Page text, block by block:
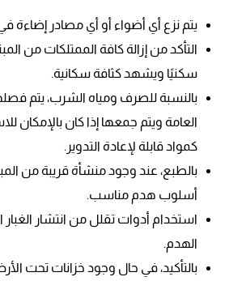
يتم نزع أي أضواء أو أي مصادر إضاءة
التأكد من إزالة كافة الممتلكات من
سكنيًا ويشهد كثافة سكانية.
بالنسبة للصرف ومياه الشرب، يتم
العامة ويتم جمعها إذا كان بالإمكان
كمواد قابلة لإعادة التدوير.
بالطبع، عند وجود منشأة قريبة من
أسلوب هدم مناسب.
استخدام أدوات تقلل من انتشار
الهدم.
بالتأكيد، في حال وجود خزانات تحت